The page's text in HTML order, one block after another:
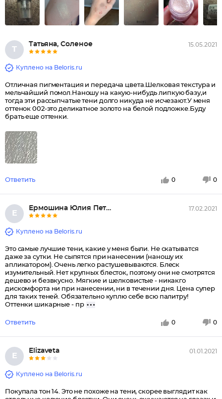
Т
Татьяна, Соленое 15.05.2021
Куплено на Beloris.ru
Отличная пигментация и передача цвета.Шелковая текстура и
мельчайший помол.Наношу на какую-нибудь липкую базу,и
тогда эти рассыпчатые тени долго никуда не исчезают.У меня
оттенок 002-это деликатное золото на белой подложке.Буду
брать еще оттенки.
Ответить 0 0
Е
Ермошина Юлия Петровна 17.02.2021
Куплено на Beloris.ru
Это самые лучшие тени, какие у меня были. Не скатыватся
даже за сутки. Не сыпятся при нанесении (наношу их
апликатором). Очень легко растушевываются. Блеск
изумительный. Нет крупных блесток, поэтому они не смотрятся
дешево и безвкусно. Мягкие и шелковистые - никакго
дискомфорта ни при нанесении, ни в течении дня. Цена супер
для таких теней. Обязательно куплю себе всю палитру!
Оттенки шикарные - пр
Ответить 0 0
Е
Еlizаvеtа 01.01.2021
Куплено на Beloris.ru
Покупала тон 14. Это не похоже на тени, скорее выглядит как